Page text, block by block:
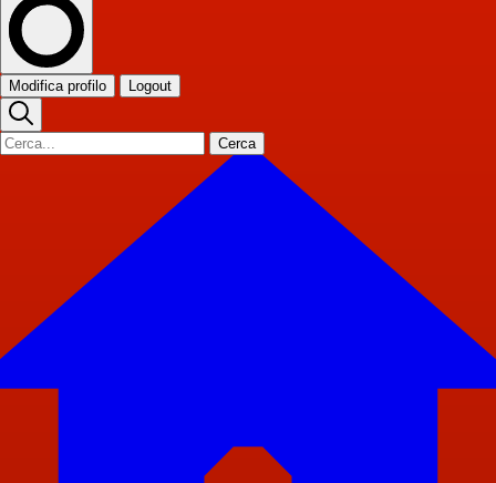
Modifica profilo Logout
Cerca